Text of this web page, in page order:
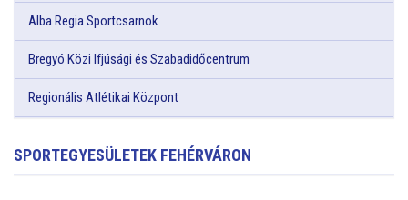
Alba Regia Sportcsarnok
Bregyó Közi Ifjúsági és Szabadidőcentrum
Regionális Atlétikai Központ
SPORTEGYESÜLETEK FEHÉRVÁRON